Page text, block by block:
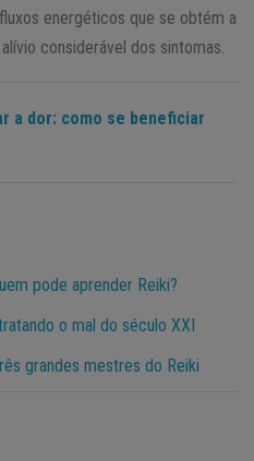
energéticos que se obtém a
considerável dos sintomas.
a dor: como se beneficiar
pode aprender Reiki?
o mal do século XXI
grandes mestres do Reiki